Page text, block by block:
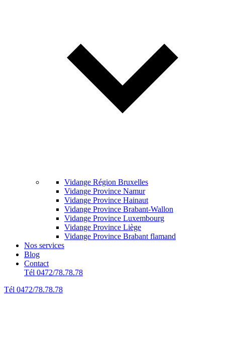
Vidange Région Bruxelles
Vidange Province Namur
Vidange Province Hainaut
Vidange Province Brabant-Wallon
Vidange Province Luxembourg
Vidange Province Liège
Vidange Province Brabant flamand
Nos services
Blog
Contact
Tél 0472/78.78.78
Tél 0472/78.78.78